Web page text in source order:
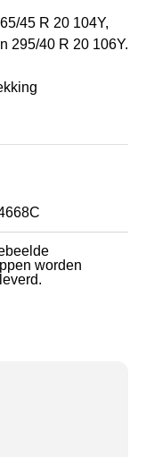
45 R 20 104Y,
295/40 R 20 106Y.
worden